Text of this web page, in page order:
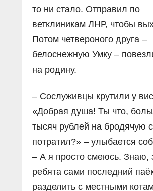
то ни стало. Отправил по
ветклиникам ЛНР, чтобы
Потом четвероного друга –
белоснежную Умку –
на родину.
– Сослуживцы крутили у
«Добрая душа! Ты что,
тысяч рублей на бродячую
потратил?» – улыбается
– А я просто смеюсь. Знаю,
ребята сами последний
разделить с местными